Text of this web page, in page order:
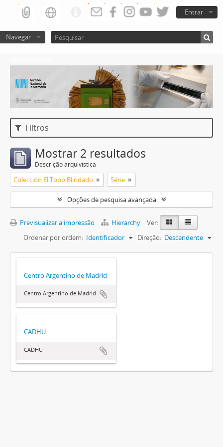
Entrar
Navegar
Filtros
Mostrar 2 resultados
Descrição arquivística
Colección El Topo Blindado Série
Opções de pesquisa avançada
Previsualizar a impressão Hierarchy
Ver:
Ordenar por ordem: Identificador Direção: Descendente
Centro Argentino de Madrid
Centro Argentino de Madrid
CADHU
CADHU